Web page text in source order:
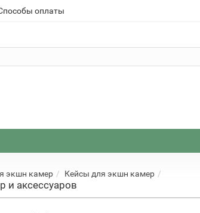
оплаты
экшн камер Кейсы для экшн камер
и аксессуаров